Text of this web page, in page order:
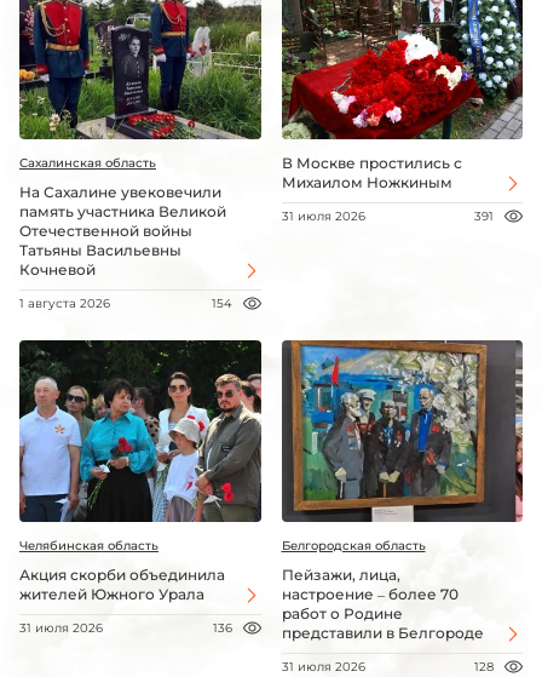
Сахалинская область
На Сахалине увековечили
память участника Великой
Отечественной войны
Татьяны Васильевны
Кочневой
1 августа 2026 154
В Москве простились с
Михаилом Ножкиным
31 июля 2026 391
Челябинская область
Акция скорби объединила
жителей Южного Урала
31 июля 2026 136
Белгородская область
Пейзажи, лица,
настроение – более 70
работ о Родине
представили в Белгороде
31 июля 2026 128